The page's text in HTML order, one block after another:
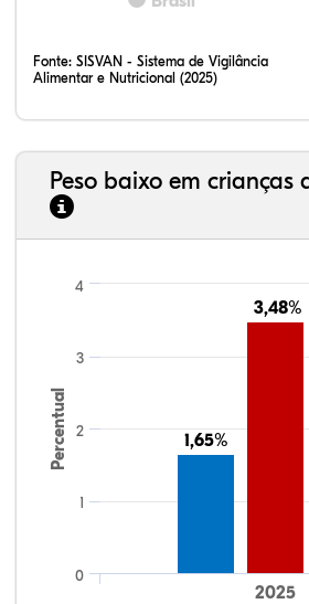
Fonte: SISVAN - Sistema de Vigilância
Alimentar e Nutricional (2025)
Peso baixo em crianças
Percentual 1,65%
1,65%
3,48%
3,48%
2025
0
1
2
3
4